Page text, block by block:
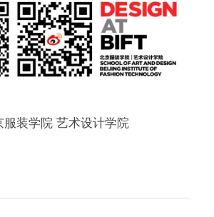
服装学院 艺术设计学院